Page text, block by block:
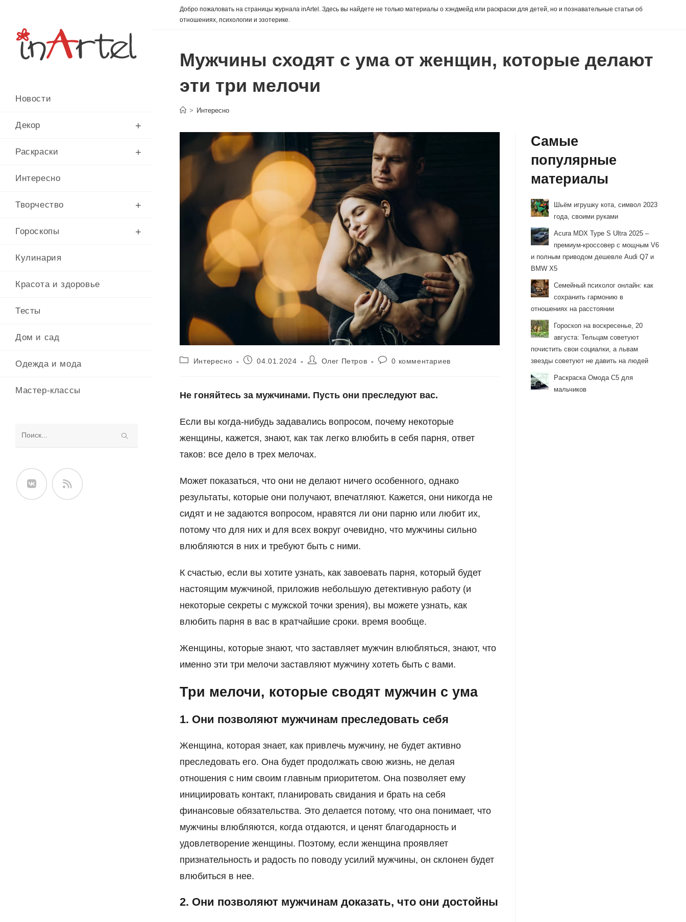
ПерейтиДобро пожаловать на страницы журнала inArtel. Здесь вы найдете не только материалы о хэндмейд или раскраски для детей, но и познавательные статьи об
отношениях, психологии и эзотерике.
Новости
Декор
Раскраски
Интересно
Творчество
Гороскопы
Кулинария
Красота и здоровье
Тесты
Дом и сад
Одежда и мода
Мастер-классы
сайте
Мужчины сходят с ума от женщин, которые делают
эти три мелочи
> Интересно
РубрикаИнтересно
Запись04.01.2024
АвторОлег Петров
Комментарии
0 комментариев
Не гоняйтесь за мужчинами. Пусть они преследуют вас.
Если вы когда-нибудь задавались вопросом, почему некоторые
женщины, кажется, знают, как так легко влюбить в себя парня, ответ
таков: все дело в трех мелочах.
Может показаться, что они не делают ничего особенного, однако
результаты, которые они получают, впечатляют. Кажется, они никогда не
сидят и не задаются вопросом, нравятся ли они парню или любит их,
потому что для них и для всех вокруг очевидно, что мужчины сильно
влюбляются в них и требуют быть с ними.
К счастью, если вы хотите узнать, как завоевать парня, который будет
настоящим мужчиной, приложив небольшую детективную работу (и
некоторые секреты с мужской точки зрения), вы можете узнать, как
влюбить парня в вас в кратчайшие сроки. время вообще.
Женщины, которые знают, что заставляет мужчин влюбляться, знают, что
именно эти три мелочи заставляют мужчину хотеть быть с вами.
Три мелочи, которые сводят мужчин с ума
1. Они позволяют мужчинам преследовать себя
Женщина, которая знает, как привлечь мужчину, не будет активно
преследовать его. Она будет продолжать свою жизнь, не делая
отношения с ним своим главным приоритетом. Она позволяет ему
инициировать контакт, планировать свидания и брать на себя
финансовые обязательства. Это делается потому, что она понимает, что
мужчины влюбляются, когда отдаются, и ценят благодарность и
удовлетворение женщины. Поэтому, если женщина проявляет
признательность и радость по поводу усилий мужчины, он склонен будет
влюбиться в нее.
2. Они позволяют мужчинам доказать, что они достойны
Самые
популярные
материалы
Шьём игрушку кота, символ 2023
года, своими руками
Acura MDX Type S Ultra 2025 –
премиум-кроссовер с мощным V6
и полным приводом дешевле Audi Q7 и
BMW X5
Семейный психолог онлайн: как
сохранить гармонию в
отношениях на расстоянии
Гороскоп на воскресенье, 20
августа: Тельцам советуют
почистить свои социалки, а львам
звезды советуют не давить на людей
Раскраска Омода С5 для
мальчиков